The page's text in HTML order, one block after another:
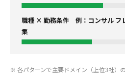
職種 × 勤務条件 例：コンサル フ
集
※ 各パターンで主要ドメイン（上位3社）